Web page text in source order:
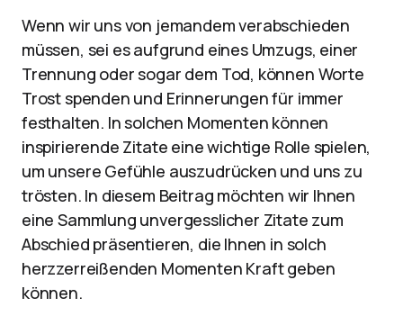
Wenn wir uns von jemandem verabschieden
müssen, sei es aufgrund eines Umzugs, einer
Trennung oder sogar dem Tod, können Worte
Trost spenden und Erinnerungen für immer
festhalten. In solchen Momenten können
inspirierende Zitate eine wichtige Rolle spielen,
um unsere Gefühle auszudrücken und uns zu
trösten. In diesem Beitrag möchten wir Ihnen
eine Sammlung unvergesslicher Zitate zum
Abschied präsentieren, die Ihnen in solch
herzzerreißenden Momenten Kraft geben
können.